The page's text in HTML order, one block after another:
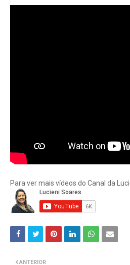
Para ver mais vídeos do Canal da
ANTERIOR